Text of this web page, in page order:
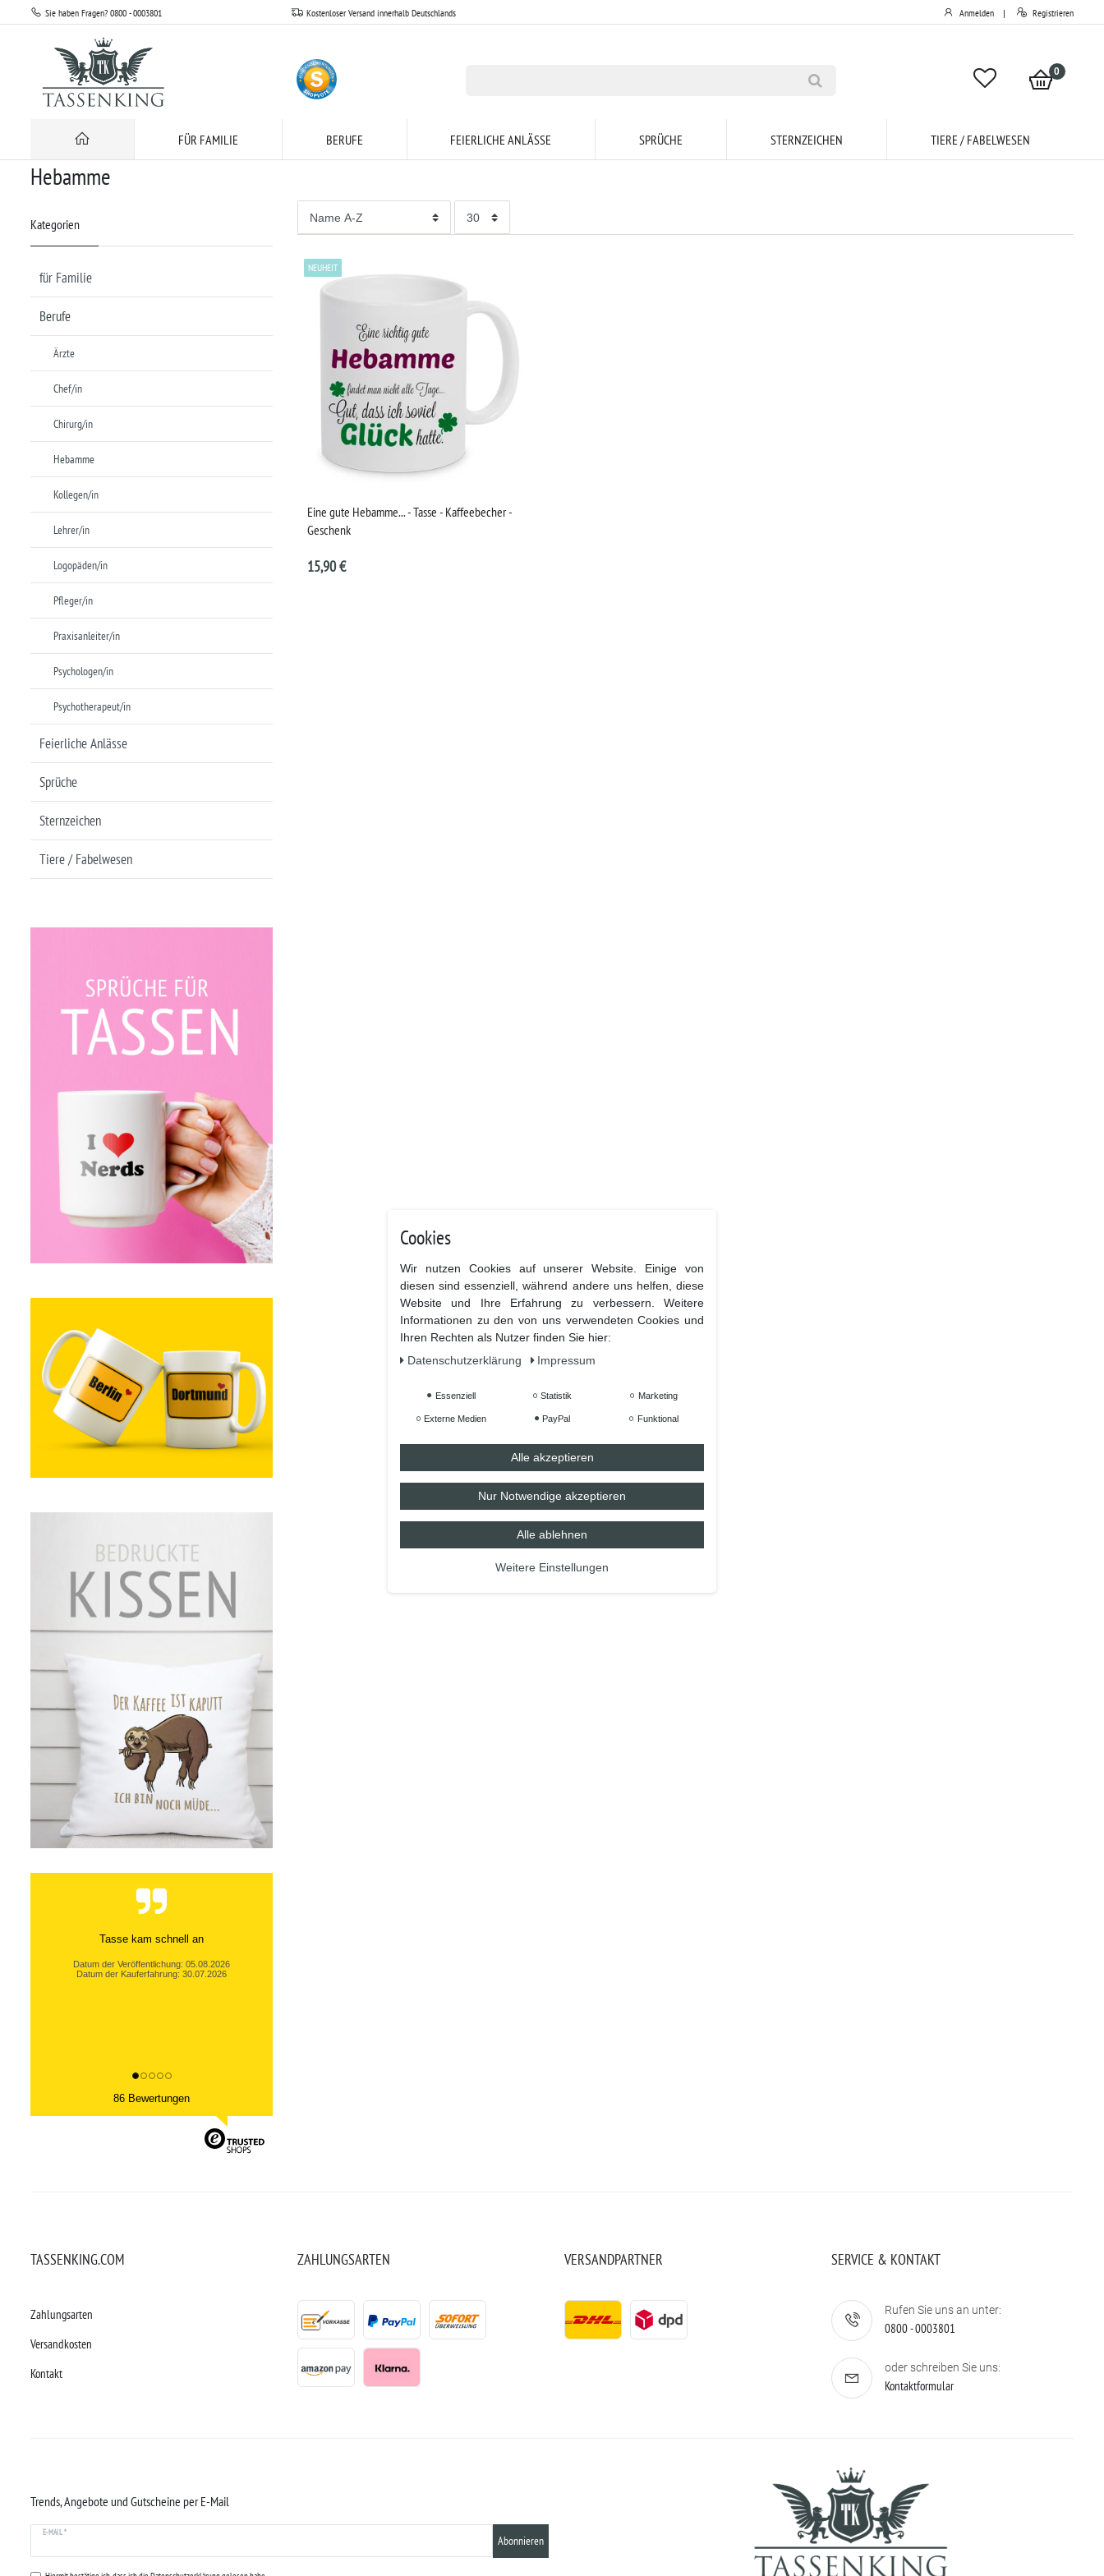
Sie haben Fragen? 0800 - 0003801 Kostenloser Versand innerhalb Deutschlands Anmelden | Registrieren
0
FÜR FAMILIE BERUFE FEIERLICHE ANLÄSSE SPRÜCHE STERNZEICHEN TIERE / FABELWESEN
Berufe
Hebamme
Kategorien
für Familie
Berufe
Ärzte
Chef/in
Chirurg/in
Hebamme
Kollegen/in
Lehrer/in
Logopäden/in
Pfleger/in
Praxisanleiter/in
Psychologen/in
Psychotherapeut/in
Feierliche Anlässe
Sprüche
Sternzeichen
Tiere / Fabelwesen
Gerne wieder
Datum der Veröffentlichung: 25.07.2026
86 Bewertungen
NEUHEIT
Eine gute Hebamme... - Tasse - Kaffeebecher -
Geschenk
15,90 €
TASSENKING.COM
Zahlungsarten
Versandkosten
Kontakt
ZAHLUNGSARTEN VERSANDPARTNER SERVICE & KONTAKT
Rufen Sie uns an unter:
0800 - 0003801
oder schreiben Sie uns:
Kontaktformular
Trends, Angebote und Gutscheine per E-Mail
E-MAIL *
Abonnieren
Cookies
Wir nutzen Cookies auf unserer Website. Einige von
diesen sind essenziell, während andere uns helfen, diese
Website und Ihre Erfahrung zu verbessern. Weitere
Informationen zu den von uns verwendeten Cookies und
Ihren Rechten als Nutzer finden Sie hier:
Daten­schutz­erklärung
Impressum
Essenziell Statistik Marketing
Externe Medien PayPal Funktional
Alle akzeptieren
Nur Notwendige akzeptieren
Alle ablehnen
Weitere Einstellungen